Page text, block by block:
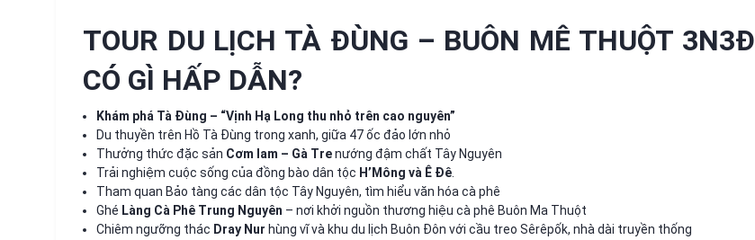
TOUR DU LỊCH TÀ ĐÙNG – BUÔN MÊ THUỘT 3N3Đ
CÓ GÌ HẤP DẪN?
Khám phá Tà Đùng – “Vịnh Hạ Long thu nhỏ trên cao nguyên”
Du thuyền trên Hồ Tà Đùng trong xanh, giữa 47 ốc đảo lớn nhỏ
Thưởng thức đặc sản Cơm lam – Gà Trenướng đậm chất Tây Nguyên
Trải nghiệm cuộc sống của đồng bào dân tộc H’Mông và Ê Đê.
Tham quan Bảo tàng các dân tộc Tây Nguyên, tìm hiểu văn hóa cà phê
Ghé Làng Cà Phê Trung Nguyên – nơi khởi nguồn thương hiệu cà phê Buôn Ma Thuột
Chiêm ngưỡng thác Dray Nur hùng vĩ và khu du lịch Buôn Đôn với cầu treo Sêrêpốk, nhà dài truyền thống